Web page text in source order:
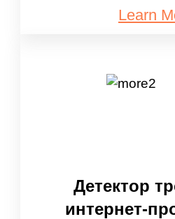
Learn
Детектор
интернет-